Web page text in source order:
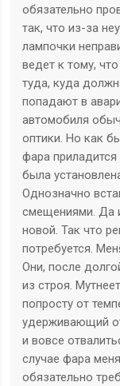
обязательно
так, что из-за
лампочки
ведет к тому,
туда, куда
попадают в
автомобиля
оптики. Но как
фара
была
Однозначно
смещениями. Да
новой. Так что
потребуется.
Они, после
из строя.
попросту от
удерживающий
и вовсе
случае фара
обязательно